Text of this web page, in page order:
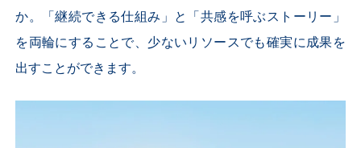
か。「継続できる仕組み」と「共感を呼ぶストーリー」
を両輪にすることで、少ないリソースでも確実に成果を
出すことができます。